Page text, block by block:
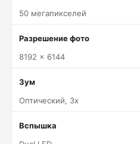
50 мегапикселей
Разрешение фото
8192 x 6144
Зум
Оптический, 3x
Вспышка